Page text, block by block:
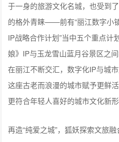
IP战略合作计划”当中五个重点计
娘》IP与玉龙雪山蓝月谷景区之
在丽江不断交汇，数字化IP与城
这座古老而浪漫的城市赋予更鲜
更符合年轻人喜好的城市文化新
再造“纯爱之城”，狐妖探索文旅融
伴随着“红仙客栈”的落地，涂山苏